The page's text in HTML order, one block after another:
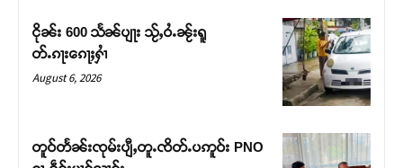
တႃႇႁႂ်ႈသဵင်ၵၢင်ၸႂ်ၵူၼ်းမိူင်း ၵူႈတီႈၵူႈလႅၼ်ပေႃးတေၸွ
တ်ႇ တူဝ်ႈလုမ်ႈၾႃႉၼၼ်ႉ ၶဝ်ႈႁူမ်ႈၵမ်ႉထႅမ် ၸုမ်းၶၢ
ဝ်ႇၽူႈတွႆႇႁွၵ်ႈ လႆႈယူႇၶႃႈဢေႃႈ။
ငိုၼ်း 600 သႅၼ်ပျႃး သႂ်ႇဝႆႉၼႂ်းရူ
တ်ႉၵႃးၵေႃႈႁၢႆ
August 6, 2026
တူဝ်တႅၼ်းၸုမ်းပျီႇတူႉၸိတ်ႉပဢူဝ်း PNO